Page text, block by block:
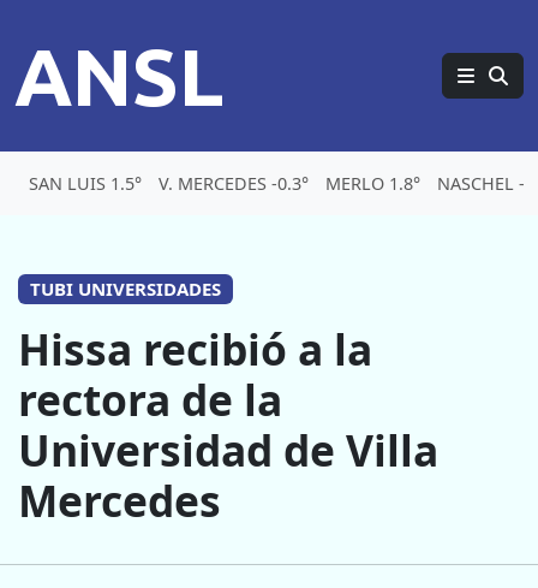
ANSL
SAN LUIS 1.5° V. MERCEDES -0.3° MERLO 1.8° NASCHEL -
TUBI UNIVERSIDADES
Hissa recibió a la
rectora de la
Universidad de Villa
Mercedes